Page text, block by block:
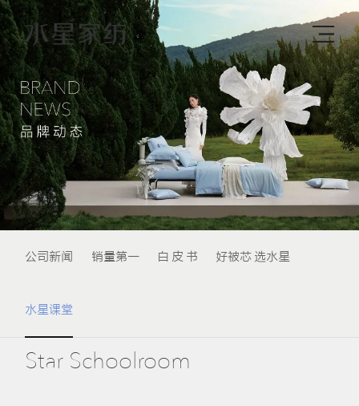
公司新闻 销量第一 白 皮 书 好被芯 选水星
水星课堂
Star Schoolroom